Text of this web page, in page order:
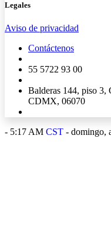
Legales
Aviso de privacidad
Contáctenos
55 5722 93 00
Balderas 144, piso 3,
CDMX, 06070
- 5:17 AM CST - domingo,